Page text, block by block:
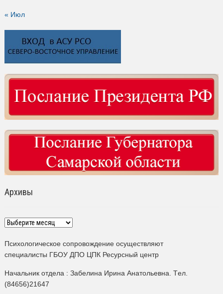
« Июл
Архивы
Архивы
Психологическое сопровождение осуществляют
специалисты ГБОУ ДПО ЦПК Ресурсный центр
Начальник отдела : Забелина Ирина Анатольевна. Tел.
(84656)21647